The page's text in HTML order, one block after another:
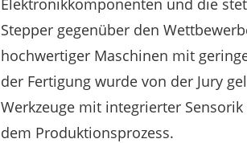
Elektronikkomponenten und die
Stepper gegenüber den
hochwertiger Maschinen mit
der Fertigung wurde von der Jury
Werkzeuge mit integrierter
dem Produktionsprozess.